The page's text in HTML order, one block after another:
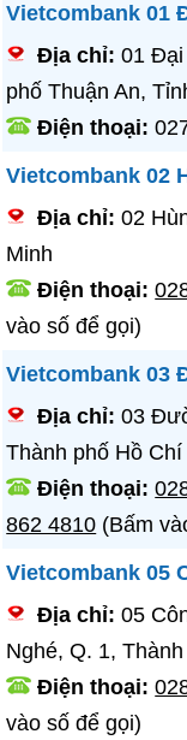
Vietcombank 01
Địa chỉ:01 Đại
phố Thuận An,
Điện thoại:
Vietcombank 02
Địa chỉ:02
Minh
Điện thoại:
vào số để gọi)
Vietcombank 03
Địa chỉ:03
Thành phố Hồ Chí
Điện thoại:
862 4810 (Bấm
Vietcombank 05
Địa chỉ:05
Nghé, Q. 1,
Điện thoại:
vào số để gọi)